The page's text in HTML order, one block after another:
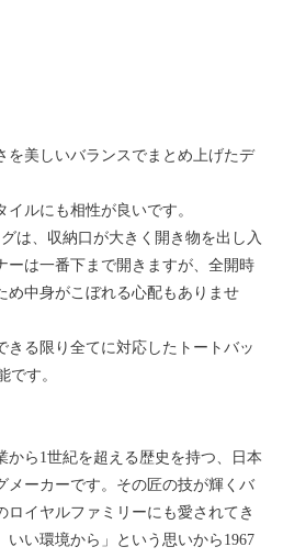
を美しいバランスでまとめ上げたデ
ルにも相性が良いです。
は、収納口が大きく開き物を出し入
ーは一番下まで開きますが、全開時
め中身がこぼれる心配もありませ
きる限り全てに対応したトートバッ
です。
から1世紀を超える歴史を持つ、日本
メーカーです。その匠の技が輝くバ
ロイヤルファミリーにも愛されてき
いい環境から」という思いから1967